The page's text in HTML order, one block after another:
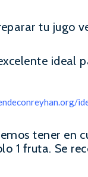
tu jugo
ideal
tener en
1 fruta. Se